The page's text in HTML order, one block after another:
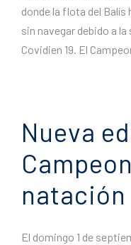
donde la flota del
sin navegar debido a
Covidien 19. El
Nueva
natación
El domingo 1 de